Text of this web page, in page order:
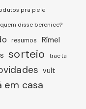
pra pele
quem disse berenice?
resumos Rímel
sorteio tracta
vult
em casa